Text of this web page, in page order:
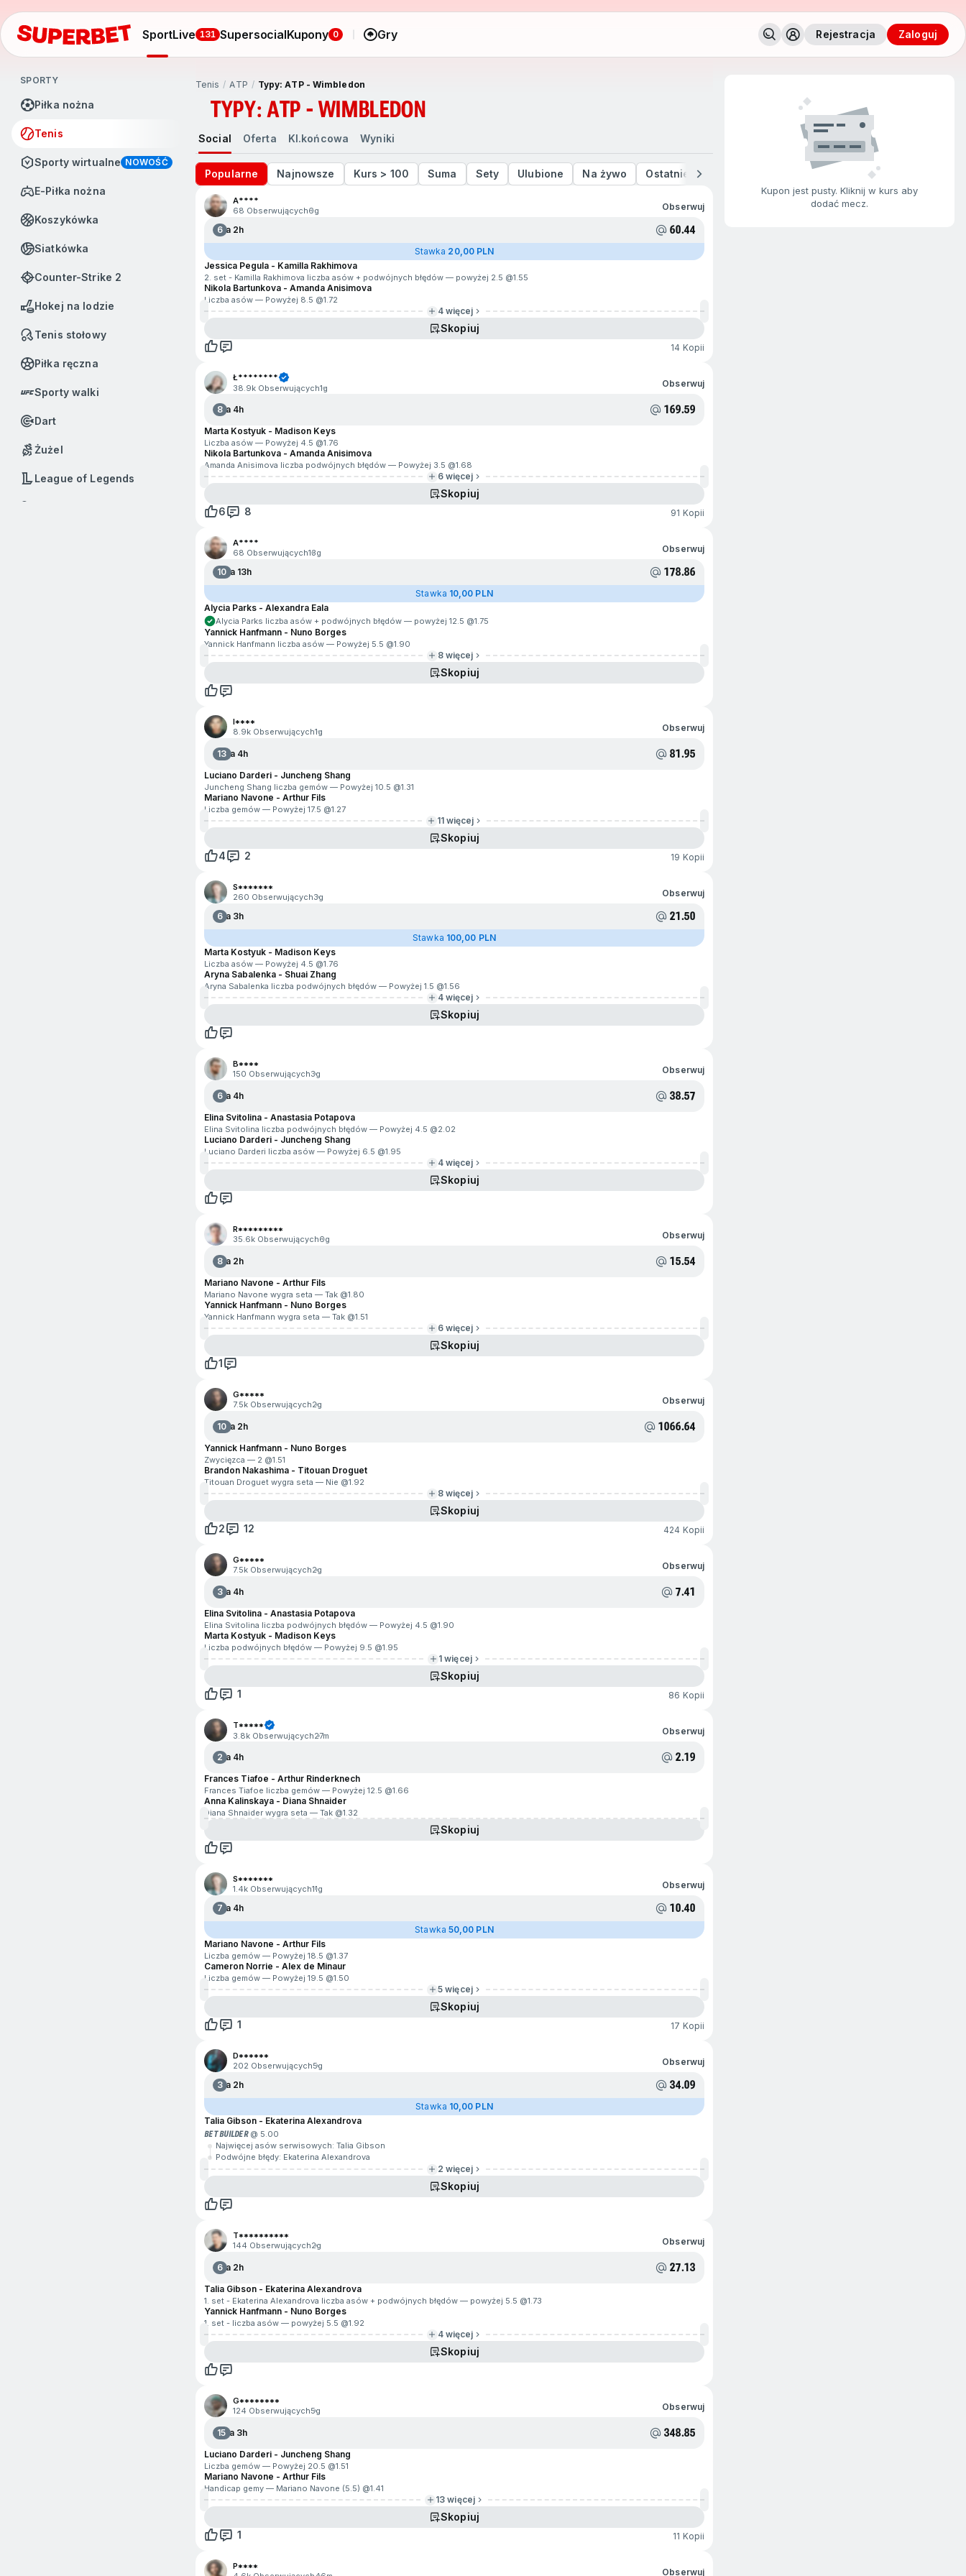
Sport Live 131 Supersocial Kupony 0 Gry Rejestracja zaloguj
SPORTY
Piłka nożna
Tenis
Sporty wirtualne NOWOŚĆ
e-Piłka nożna
Koszykówka
Siatkówka
Counter-Strike 2
Hokej na lodzie
Tenis stołowy
Piłka ręczna
Sporty walki
Dart
Żużel
League of Legends
Kupon jest pusty. Kliknij w kurs aby
dodać mecz.
Tenis ATP Typy: ATP - Wimbledon
TYPY: ATP - WIMBLEDON
Social Oferta Kl.końcowa Wyniki
Popularne Najnowsze Kurs > 100 Suma Sety Ulubione Na żywo Ostatnie wygrane Duże stawki
A****
68 Obserwujących6g Obserwuj
6Za 2h 60.44
Stawka 20,00 PLN
Jessica Pegula - Kamilla Rakhimova
2. set - Kamilla Rakhimova liczba asów + podwójnych błędów — powyżej 2.5 @1.55
Nikola Bartunkova - Amanda Anisimova
Liczba asów — Powyżej 8.5 @1.72
4 więcej
Skopiuj
14 Kopii
Ł********
38.9k Obserwujących1g Obserwuj
8Za 4h 169.59
Marta Kostyuk - Madison Keys
Liczba asów — Powyżej 4.5 @1.76
Nikola Bartunkova - Amanda Anisimova
Amanda Anisimova liczba podwójnych błędów — Powyżej 3.5 @1.68
6 więcej
Skopiuj
6
8 91 Kopii
A****
68 Obserwujących13g Obserwuj
10Za 13h 178.86
Stawka 10,00 PLN
Alycia Parks - Alexandra Eala
Alycia Parks liczba asów + podwójnych błędów — powyżej 12.5 @1.75
Yannick Hanfmann - Nuno Borges
Yannick Hanfmann liczba asów — Powyżej 5.5 @1.90
8 więcej
Skopiuj
I****
8.9k Obserwujących1g Obserwuj
13Za 4h 81.95
Luciano Darderi - Juncheng Shang
Juncheng Shang liczba gemów — Powyżej 10.5 @1.31
Mariano Navone - Arthur Fils
Liczba gemów — Powyżej 17.5 @1.27
11 więcej
Skopiuj
4
2 19 Kopii
S*******
260 Obserwujących3g Obserwuj
6Za 3h 21.50
Stawka 100,00 PLN
Marta Kostyuk - Madison Keys
Liczba asów — Powyżej 4.5 @1.76
Aryna Sabalenka - Shuai Zhang
Aryna Sabalenka liczba podwójnych błędów — Powyżej 1.5 @1.56
4 więcej
Skopiuj
B****
150 Obserwujących3g Obserwuj
6Za 4h 38.57
Elina Svitolina - Anastasia Potapova
Elina Svitolina liczba podwójnych błędów — Powyżej 4.5 @2.02
Luciano Darderi - Juncheng Shang
Luciano Darderi liczba asów — Powyżej 6.5 @1.95
4 więcej
Skopiuj
R*********
35.6k Obserwujących6g Obserwuj
8Za 2h 15.54
Mariano Navone - Arthur Fils
Mariano Navone wygra seta — Tak @1.80
Yannick Hanfmann - Nuno Borges
Yannick Hanfmann wygra seta — Tak @1.51
6 więcej
Skopiuj
1
G*****
7.5k Obserwujących2g Obserwuj
10Za 2h 1066.64
Yannick Hanfmann - Nuno Borges
Zwycięzca — 2 @1.51
Brandon Nakashima - Titouan Droguet
Titouan Droguet wygra seta — Nie @1.92
8 więcej
Skopiuj
2
12 424 Kopii
G*****
7.5k Obserwujących2g Obserwuj
3Za 4h 7.41
Elina Svitolina - Anastasia Potapova
Elina Svitolina liczba podwójnych błędów — Powyżej 4.5 @1.90
Marta Kostyuk - Madison Keys
Liczba podwójnych błędów — Powyżej 9.5 @1.95
1 więcej
Skopiuj
1
86 Kopii
T*****
3.8k Obserwujących27m Obserwuj
2Za 4h 2.19
Frances Tiafoe - Arthur Rinderknech
Frances Tiafoe liczba gemów — Powyżej 12.5 @1.66
Anna Kalinskaya - Diana Shnaider
Diana Shnaider wygra seta — Tak @1.32
Skopiuj
S*******
1.4k Obserwujących11g Obserwuj
7Za 4h 10.40
Stawka 50,00 PLN
Mariano Navone - Arthur Fils
Liczba gemów — Powyżej 18.5 @1.37
Cameron Norrie - Alex de Minaur
Liczba gemów — Powyżej 19.5 @1.50
5 więcej
Skopiuj
1
17 Kopii
D******
202 Obserwujących5g Obserwuj
3Za 2h 34.09
Stawka 10,00 PLN
Talia Gibson - Ekaterina Alexandrova
BET BUILDER@ 5.00
Najwięcej asów serwisowych: Talia Gibson
Podwójne błędy: Ekaterina Alexandrova
2 więcej
Skopiuj
T**********
144 Obserwujących2g Obserwuj
6Za 2h 27.13
Talia Gibson - Ekaterina Alexandrova
1. set - Ekaterina Alexandrova liczba asów + podwójnych błędów — powyżej 5.5 @1.73
Yannick Hanfmann - Nuno Borges
1. set - liczba asów — powyżej 5.5 @1.92
4 więcej
Skopiuj
G********
124 Obserwujących5g Obserwuj
15Za 3h 348.85
Luciano Darderi - Juncheng Shang
Liczba gemów — Powyżej 20.5 @1.51
Mariano Navone - Arthur Fils
Handicap gemy — Mariano Navone (5.5) @1.41
13 więcej
Skopiuj
1
11 Kopii
P****
Obserwuj